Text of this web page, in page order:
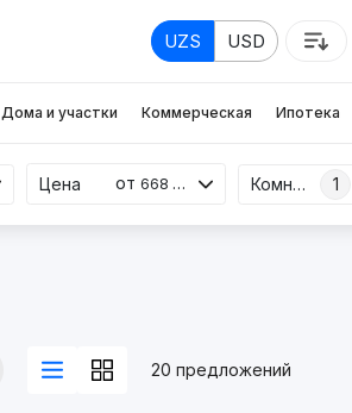
UZS USD
Дома и участки Коммерческая Ипотека
Цена от668 млн Комнаты 1
20 предложений